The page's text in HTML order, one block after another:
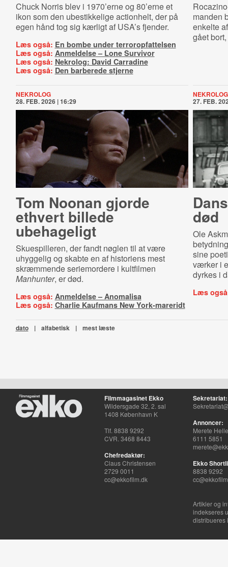
Chuck Norris blev i 1970’erne og 80’erne et
ikon som den ubestikkelige actionhelt, der på
egen hånd tog sig kærligt af USA’s fjender.
Læs også: En bombe under terroropfattelsen
Læs også: Anmeldelse – Lone Survivor
Læs også: Nekrolog: David Carradine
Læs også: Den barberede stjerne
manden
enkelte
gået
NEKROLOG
28. FEB. 2026 | 16:29
Tom Noonan gjorde
ethvert billede
ubehageligt
Skuespilleren, der fandt nøglen til at være
uhyggelig og skabte en af historiens mest
skræmmende seriemordere i kultfilmen
Manhunter, er død.
Læs også: Anmeldelse – Anomalisa
Læs også: Charlie Kaufmans New York-mareridt
NEKROLOG
27. FEB.
død
Ole
sine
værker i
dyrkes i
Læs
dato | alfabetisk | mest læste
Filmmagasinet Ekko
Wildersgade 32, 2. sal
1408 København K
Tlf. 8838 9292
CVR. 3468 8443
Chefredaktør:
Claus Christensen
2729 0011
cc@ekkofilm.dk
Sekretariat:
Annoncer:
Merete
6111 5851
Ekko
8838 9292
Artikler og
indekseres
distribueres